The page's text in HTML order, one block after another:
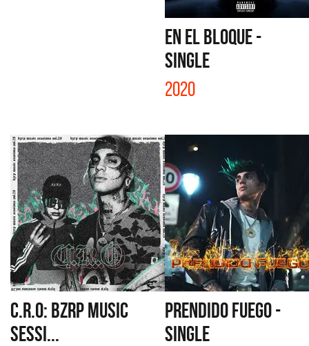
EN EL BLOQUE -
SINGLE
2020
C.R.O: BZRP MUSIC
SESSI...
PRENDIDO FUEGO -
SINGLE